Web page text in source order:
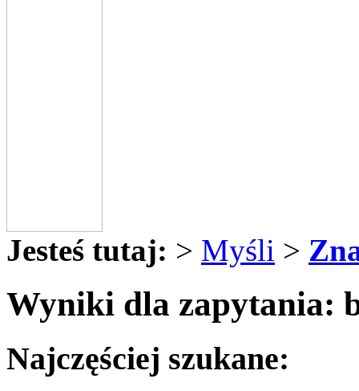
Jesteś tutaj: > Myśli >
Wyniki dla zapytania:
Najczęściej szukane: